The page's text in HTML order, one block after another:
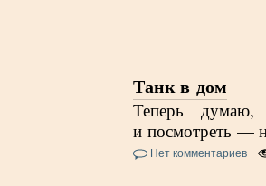
Танк в дом
Теперь думаю,
и посмотреть —
Нет комментариев